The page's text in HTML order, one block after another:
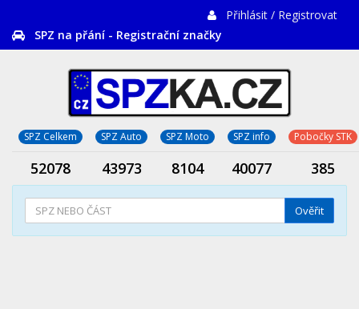
Přihlásit / Registrovat
SPZ na přání - Registrační značky
SPZ Celkem SPZ Auto SPZ Moto SPZ info Pobočky STK
52078 43973 8104 40077 385
Ověřit